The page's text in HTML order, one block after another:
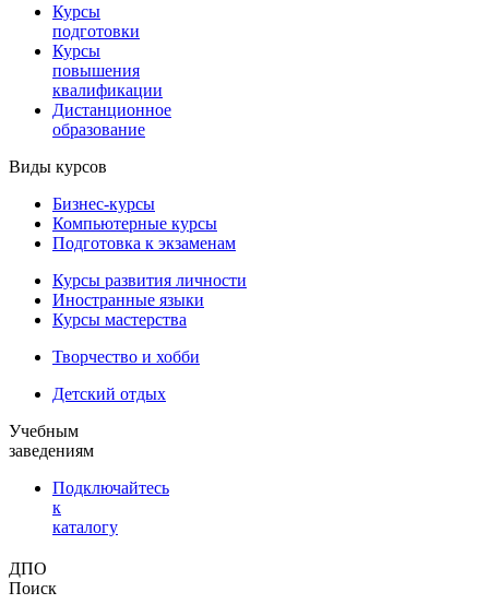
Курсы
подготовки
Курсы
повышения
квалификации
Дистанционное
образование
Виды курсов
Бизнес-курсы
Компьютерные курсы
Подготовка к экзаменам
Курсы развития личности
Иностранные языки
Курсы мастерства
Творчество и хобби
Детский отдых
Учебным
заведениям
Подключайтесь
к
каталогу
ДПО
Поиск